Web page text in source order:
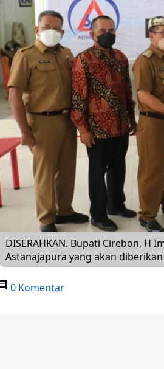
DISERAHKAN. Bupati Cirebon, H
Astanajapura yang akan
0 Komentar